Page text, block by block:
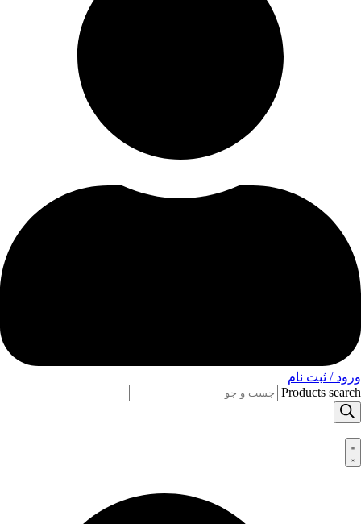
ورود / ثبت نام
Products search